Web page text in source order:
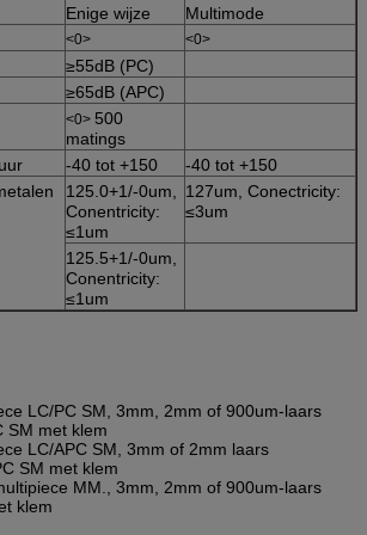
Enige wijze
Multimode
<0> <0>
≥55dB (PC)
≥65dB (APC)
<0> 500
matings
-40 tot +150
-40 tot +150
125.0+1/-0um,
Conentricity:
≤1um
127um, Conectricity:
≤3um
125.5+1/-0um,
Conentricity:
≤1um
LC/PC SM, 3mm, 2mm of 900um-laars
SM met klem
LC/APC SM, 3mm of 2mm laars
SM met klem
MM., 3mm, 2mm of 900um-laars
klem